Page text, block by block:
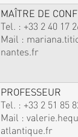
MAÎTRE DE
Tel. : +33 2 40 17
Mail :
nantes.fr
PROFESSEUR
Tel. : +33 2 51 85
Mail :
atlantique.fr